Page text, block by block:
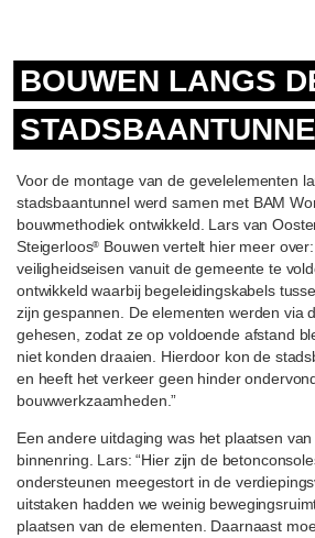
BOUWEN LANGS
Voor de montage van de gevelelementen
stadsbaantunnel werd samen met BAM
bouwmethodiek ontwikkeld. Lars van
Steigerloos® Bouwen vertelt hier meer
veiligheidseisen vanuit de gemeente te
ontwikkeld waarbij begeleidingskabels
zijn gespannen. De elementen werden via
gehesen, zodat ze op voldoende afstand
niet konden draaien. Hierdoor kon de
en heeft het verkeer geen hinder
bouwwerkzaamheden.”
Een andere uitdaging was het plaatsen
binnenring. Lars: “Hier zijn de
ondersteunen meegestort in de
uitstaken hadden we weinig
plaatsen van de elementen. Daarnaast